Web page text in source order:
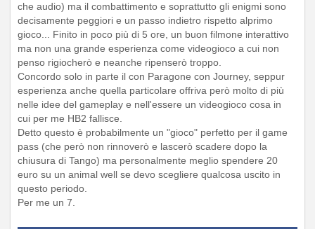
che audio) ma il combattimento e soprattutto gli enigmi sono
decisamente peggiori e un passo indietro rispetto alprimo
gioco... Finito in poco più di 5 ore, un buon filmone interattivo
ma non una grande esperienza come videogioco a cui non
penso rigiocherò e neanche ripenserò troppo.
Concordo solo in parte il con Paragone con Journey, seppur
esperienza anche quella particolare offriva però molto di più
nelle idee del gameplay e nell'essere un videogioco cosa in
cui per me HB2 fallisce.
Detto questo è probabilmente un "gioco" perfetto per il game
pass (che però non rinnoverò e lascerò scadere dopo la
chiusura di Tango) ma personalmente meglio spendere 20
euro su un animal well se devo scegliere qualcosa uscito in
questo periodo.
Per me un 7.